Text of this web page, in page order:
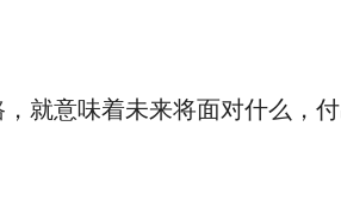
意味着未来将面对什么，付